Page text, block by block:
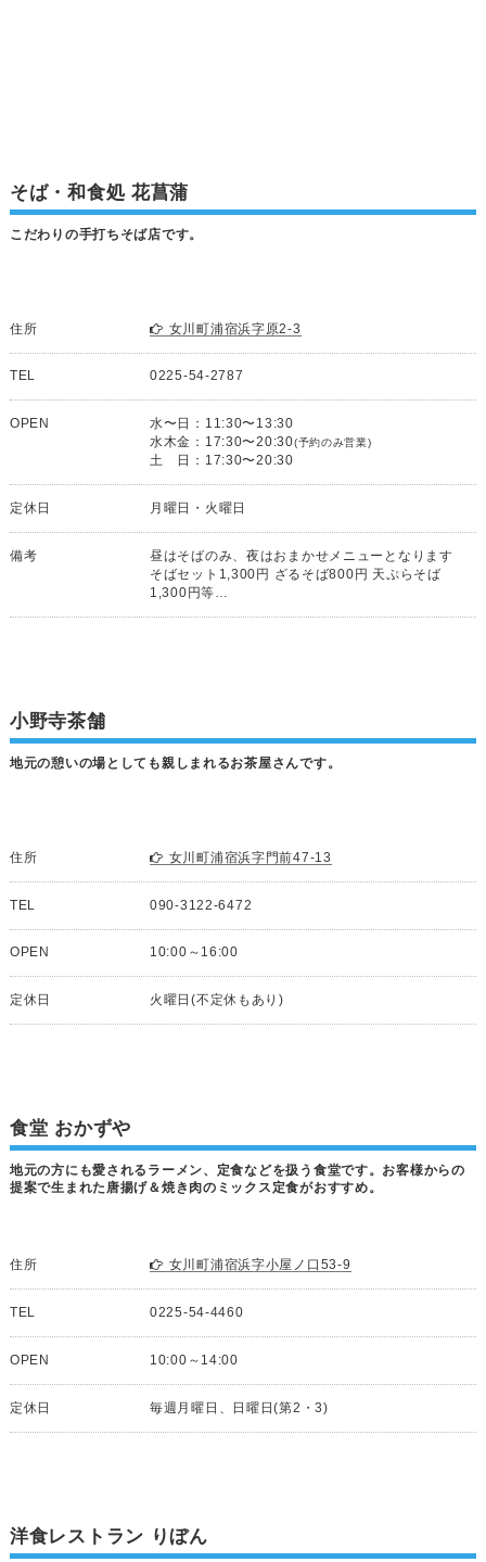
そば・和食処 花菖蒲
こだわりの手打ちそば店です。
住所 女川町浦宿浜字原2-3
TEL 0225-54-2787
OPEN
水〜日：11:30〜13:30
水木金：17:30〜20:30(予約のみ営業)
土 日：17:30〜20:30
定休日 月曜日・火曜日
備考
昼はそばのみ、夜はおまかせメニューとなります
そばセット1,300円 ざるそば800円 天ぷらそば
1,300円等…
小野寺茶舗
地元の憩いの場としても親しまれるお茶屋さんです。
住所 女川町浦宿浜字門前47-13
TEL 090-3122-6472
OPEN 10:00～16:00
定休日 火曜日(不定休もあり)
食堂 おかずや
地元の方にも愛されるラーメン、定食などを扱う食堂です。お客様からの
提案で生まれた唐揚げ＆焼き肉のミックス定食がおすすめ。
住所 女川町浦宿浜字小屋ノ口53-9
TEL 0225-54-4460
OPEN 10:00～14:00
定休日 毎週月曜日、日曜日(第2・3)
洋食レストラン りぼん